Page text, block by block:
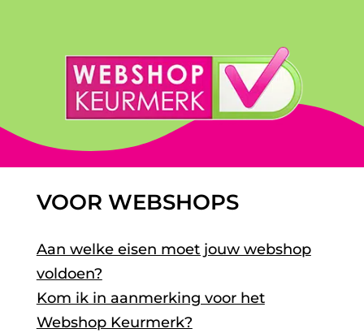
VOOR WEBSHOPS
Aan welke eisen moet jouw webshop
voldoen?
Kom ik in aanmerking voor het
Webshop Keurmerk?